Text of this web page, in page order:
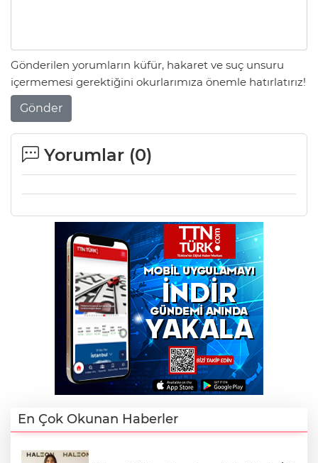
Gönderilen yorumların küfür, hakaret ve suç unsuru
içermemesi gerektiğini okurlarımıza önemle hatırlatırız!
Gönder
Yorumlar (0)
En Çok Okunan Haberler